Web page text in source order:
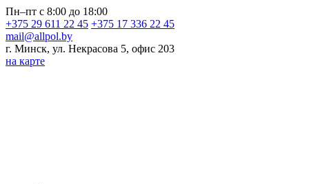
Пн–пт с 8:00 до 18:00
+375 29 611 22 45 +375 17 336 22 45
mail@allpol.by
г. Минск, ул. Некрасова 5, офис 203
на карте